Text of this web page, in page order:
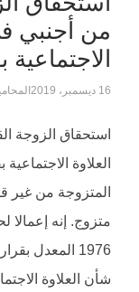
من أجنبي
الاجتماعية
16 ديسمبر، 2019
استحقاق الزوجة
العلاوة
المتزوجة من غير
شأن العلاوة